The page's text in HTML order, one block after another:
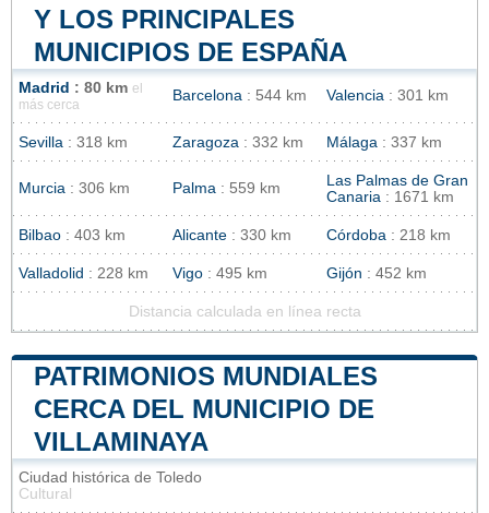
Y LOS PRINCIPALES
MUNICIPIOS DE ESPAÑA
Madrid : 80 km el
más cerca
Barcelona : 544 km Valencia : 301 km
Sevilla : 318 km Zaragoza : 332 km Málaga : 337 km
Murcia : 306 km Palma : 559 km
Las Palmas de Gran
Canaria : 1671 km
Bilbao : 403 km Alicante : 330 km Córdoba : 218 km
Valladolid : 228 km Vigo : 495 km Gijón : 452 km
Distancia calculada en línea recta
PATRIMONIOS MUNDIALES
CERCA DEL MUNICIPIO DE
VILLAMINAYA
Ciudad histórica de Toledo
Cultural